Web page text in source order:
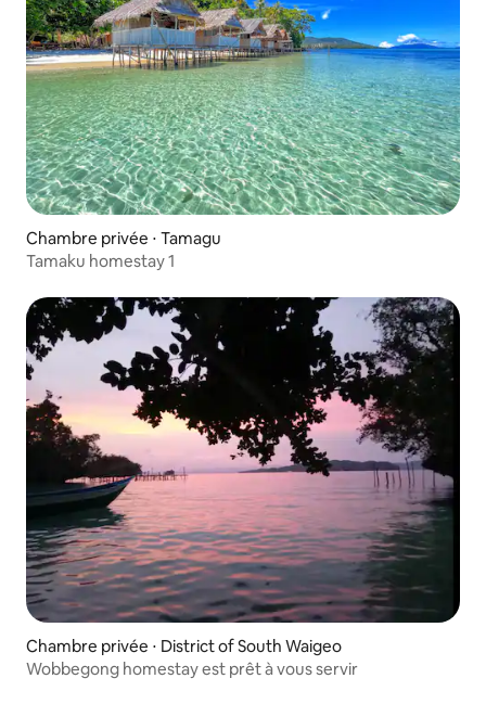
Chambre privée ⋅ Tamagu
Tamaku homestay 1
Chambre privée ⋅ District of South Waigeo
Wobbegong homestay est prêt à vous servir